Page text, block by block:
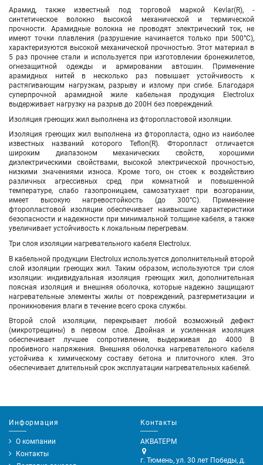
Арамид, также известный под торговой маркой Kevlar(R), -
синтетическое волокно высокой механической и термической
прочности. Арамидные волокна не проводят электрический ток, не
имеют точки плавления (разрушение начинается только при 500°С),
характеризуются высокой механической прочностью. Этот материал в
5 раз прочнее стали и используется при изготовлении бронежилетов,
огнезащитной одежды и армировании автошин. Применение
арамидных нитей в несколько раз повышает устойчивость к
растягивающим нагрузкам, разрыву и излому при сгибе. Благодаря
суперпрочной арамидной жиле кабельная продукция Electrolux
выдерживает нагрузку на разрыв до 200Н без повреждений.
Изоляция греющих жил выполнена из фторопластовой изоляции.
Изоляция греющих жил выполнена из фторопласта, одно из наиболее
известных названий которого Teflon(R). Фторопласт отличается
широким диапазоном механических свойств, хорошими
диэлектрическими свойствами, высокой электрической прочностью,
низкими значениями износа. Кроме того, он стоек к воздействию
различных агрессивных сред при комнатной и повышенной
температуре, слабо газопроницаем, самозатухает при возгорании,
имеет высокую нагревостойкость (до 300°С). Применение
фторопластовой изоляции обеспечивает наивысшие характеристики
безопасности и надежности при минимальной толщине кабеля, а также
увеличивает устойчивость к локальным перегревам.
Три слоя изоляции нагревательного кабеля Electrolux.
В кабельной продукции Electrolux используется дополнительный второй
слой изоляции греющих жил. Таким образом, используются три слоя
изоляции: индивидуальная изоляция греющих жил, дополнительная
поясная изоляция и внешняя оболочка, которые надежно защищают
нагревательные элементы жилы от повреждений, разгерметизации и
проникновения влаги в течение всего срока службы.
Второй слой изоляции, перекрывает любой возможный дефект
(микротрещины) в первом слое. Двойная и усиленная изоляция
обеспечивает лучшее сопротивление, выдерживая до 4000 В
пробивного напряжения. Внешняя оболочка нагревательного кабеля
устойчива к химическому составу бетона и плиточного клея. Это
обеспечивает длительный срок эксплуатации нагревательных кабелей.
Информация
О компании
Контакты
Контакты
АКВАТЕРМ
г. Тюмень, ул. 30 лет Победы, д.